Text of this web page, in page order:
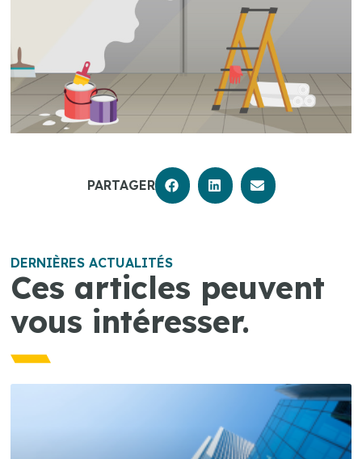
PARTAGER
DERNIÈRES ACTUALITÉS
Ces articles peuvent
vous intéresser.